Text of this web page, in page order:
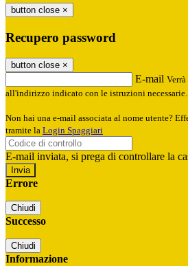
button close ×
Recupero password
button close ×
E-mail
all'indirizzo indicato con le istruzioni necessarie.
Non hai una e-mail associata al nome utente?
tramite la Login Spaggiari
E-mail inviata, si prega di controllare la
Errore
Chiudi
Successo
Chiudi
Informazione